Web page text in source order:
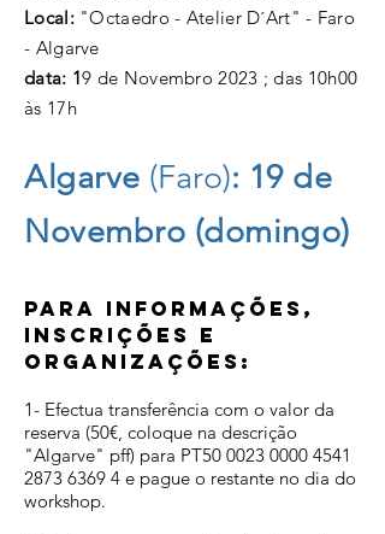
Local: "Octaedro - Atelier D´Art" - Faro
- Algarve
data: 19 de Novembro 2023 ; das 10h00
às 17h
Algarve (Faro): 19de
Novembro (domingo)
PARA INFORMAÇÕES,
INSCRIÇÕES E
ORGANIZAÇÕES:
1- Efectua transferência com o valor da
reserva (50€, coloque na descrição
"Algarve" pff) para PT50 0023 0000 4541
2873 6369 4 e pague o restante no dia do
workshop.